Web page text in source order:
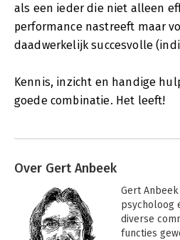
als een ieder die niet alleen
performance nastreeft maar
daadwerkelijk succesvolle
Kennis, inzicht en handige
goede combinatie. Het leeft!
Over Gert Anbeek
Gert
psycholoog
diverse
functies